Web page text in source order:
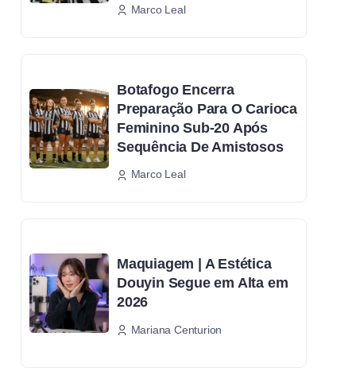
Marco Leal
Botafogo Encerra
Preparação Para O Carioca
Feminino Sub-20 Após
Sequência De Amistosos
Marco Leal
Maquiagem | A Estética
Douyin Segue em Alta em
2026
Mariana Centurion